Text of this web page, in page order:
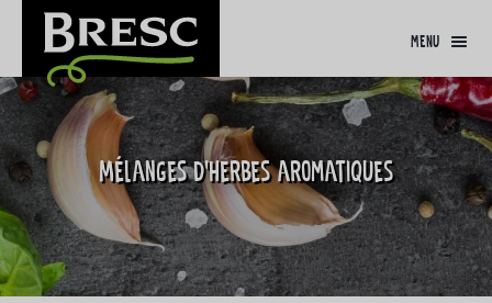
menu
Mélanges d’herbes aromatiques